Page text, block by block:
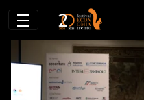
Microcosmi.